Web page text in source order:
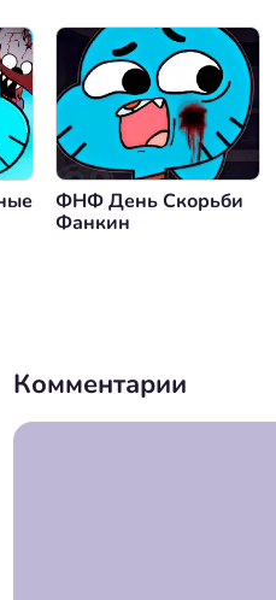
ФНФ День Скорьби
Фанкин
Комментарии